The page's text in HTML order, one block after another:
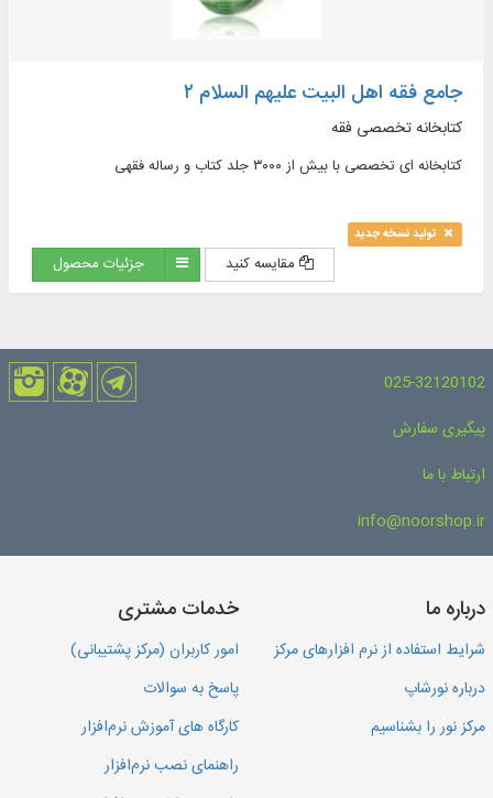
جامع فقه اهل البیت علیهم السلام ۲
کتابخانه تخصصی فقه
کتابخانه ای تخصصی با بیش از ۳۰۰۰ جلد کتاب و رساله فقهی
تولید نسخه جدید
مقایسه کنید جزئیات محصول
025-32120102
پیگیری سفارش
ارتباط با ما
info@noorshop.ir
درباره ما
شرایط استفاده از نرم افزارهای مرکز
درباره نورشاپ
مرکز نور را بشناسیم
خدمات مشتری
امور کاربران (مرکز پشتیبانی)
پاسخ به سوالات
کارگاه های آموزش نرم‌افزار
راهنمای نصب نرم‌افزار